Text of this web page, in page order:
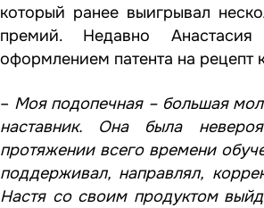
который ранее выигрывал
премий. Недавно Анастасия
оформлением патента на рецепт
– Моя подопечная – большая
наставник. Она была
протяжении всего времени
поддерживал, направлял,
Настя со своим продуктом